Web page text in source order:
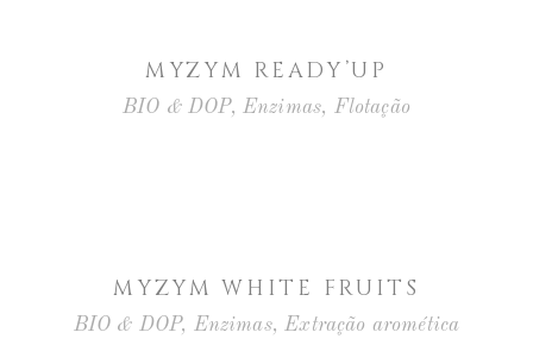
MYZYM READY’UP
BIO & DOP, Enzimas, Flotação
MYZYM WHITE FRUITS
BIO & DOP, Enzimas,Extração aromética